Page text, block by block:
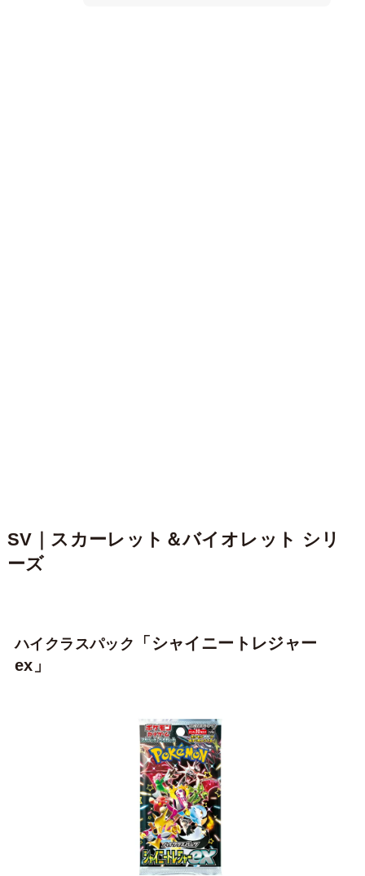
SV｜ スカーレット＆バイオレット シリ
ーズ
ハイクラスパック
「シャイニートレジャー
ex」